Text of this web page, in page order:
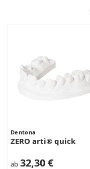
Dentona
ZERO arti® quick
ab 32,30 €